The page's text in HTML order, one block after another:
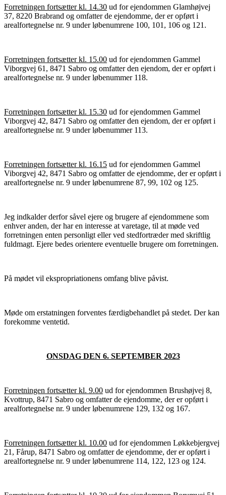
Forretningen fortsætter kl. 14.30 ud for ejendommen Glamhøjvej
37, 8220 Brabrand og omfatter de ejendomme, der er opført i
arealfortegnelse nr. 9 under løbenumrene 100, 101, 106 og 121.
Forretningen fortsætter kl. 15.00 ud for ejendommen Gammel
Viborgvej 61, 8471 Sabro og omfatter den ejendom, der er opført i
arealfortegnelse nr. 9 under løbenummer 118.
Forretningen fortsætter kl. 15.30 ud for ejendommen Gammel
Viborgvej 42, 8471 Sabro og omfatter den ejendom, der er opført i
arealfortegnelse nr. 9 under løbenummer 113.
Forretningen fortsætter kl. 16.15 ud for ejendommen Gammel
Viborgvej 42, 8471 Sabro og omfatter de ejendomme, der er opført i
arealfortegnelse nr. 9 under løbenumrene 87, 99, 102 og 125.
Jeg indkalder derfor såvel ejere og brugere af ejendommene som
enhver anden, der har en interesse at varetage, til at møde ved
forretningen enten personligt eller ved stedfortræder med skriftlig
fuldmagt. Ejere bedes orientere eventuelle brugere om forretningen.
På mødet vil ekspropriationens omfang blive påvist.
Møde om erstatningen forventes færdigbehandlet på stedet. Der kan
forekomme ventetid.
ONSDAG DEN 6. SEPTEMBER 2023
Forretningen fortsætter kl. 9.00 ud for ejendommen Brushøjvej 8,
Kvottrup, 8471 Sabro og omfatter de ejendomme, der er opført i
arealfortegnelse nr. 9 under løbenumrene 129, 132 og 167.
Forretningen fortsætter kl. 10.00 ud for ejendommen Løkkebjergvej
21, Fårup, 8471 Sabro og omfatter de ejendomme, der er opført i
arealfortegnelse nr. 9 under løbenumrene 114, 122, 123 og 124.